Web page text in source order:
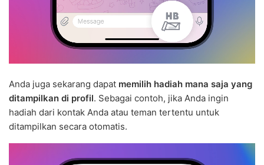
Anda juga sekarang dapat memilih hadiah mana saja yang
ditampilkan di profil. Sebagai contoh, jika Anda ingin
hadiah dari kontak Anda atau teman tertentu untuk
ditampilkan secara otomatis.